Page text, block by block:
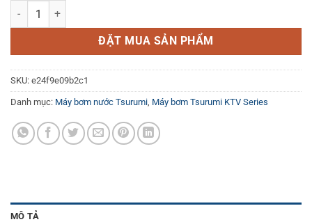
Bơm nước thải Tsurumi KTV2-15 số lượng
ĐẶT MUA SẢN PHẨM
SKU: e24f9e09b2c1
Danh mục: Máy bơm nước Tsurumi Máy bơm Tsurumi KTV Series
MÔ TẢ